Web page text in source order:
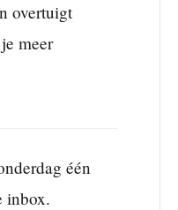
overtuigt
meer
één
inbox.